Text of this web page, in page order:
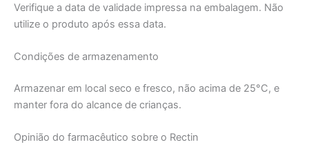
Verifique a data de validade impressa na embalagem. Não
utilize o produto após essa data.
Condições de armazenamento
Armazenar em local seco e fresco, não acima de 25°C, e
manter fora do alcance de crianças.
Opinião do farmacêutico sobre o Rectin